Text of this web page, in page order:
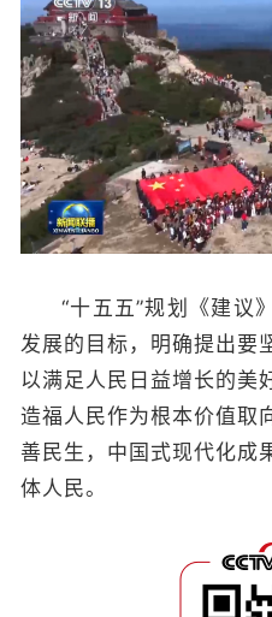
“十五五”规划《建议
发展的目标，明确提出要
以满足人民日益增长的美
造福人民作为根本价值取
善民生，中国式现代化成
体人民。